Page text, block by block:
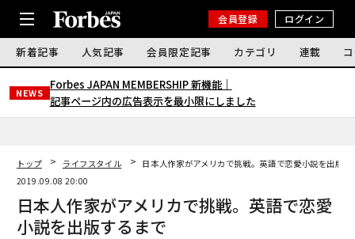
会員登録 ログイン
新着記事 人気記事 会員限定記事 カテゴリ 連載
NEWS
Forbes JAPAN MEMBERSHIP 新機能｜
記事ページ内の広告表示を最小限にしました
トップ ライフスタイル
日本人作家がアメリカで挑戦。英語で恋愛小説を出版す
2019.09.08 20:00
日本人作家がアメリカで挑戦。英語で恋愛
小説を出版するまで